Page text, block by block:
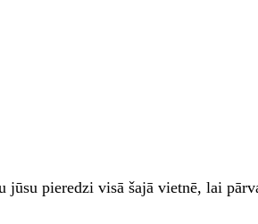
jūsu pieredzi visā šajā vietnē, lai